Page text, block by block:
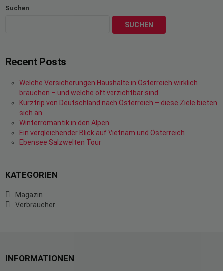
Suchen
SUCHEN
Recent Posts
Welche Versicherungen Haushalte in Österreich wirklich
brauchen – und welche oft verzichtbar sind
Kurztrip von Deutschland nach Österreich – diese Ziele bieten
sich an
Winterromantik in den Alpen
Ein vergleichender Blick auf Vietnam und Österreich
Ebensee Salzwelten Tour
KATEGORIEN
Magazin
Verbraucher
INFORMATIONEN